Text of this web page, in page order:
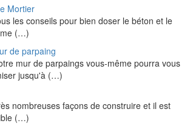
Mortier
les conseils pour bien doser le béton et le
(…)
de parpaing
mur de parpaings vous-même pourra vous
jusqu'à (…)
nombreuses façons de construire et il est
(…)